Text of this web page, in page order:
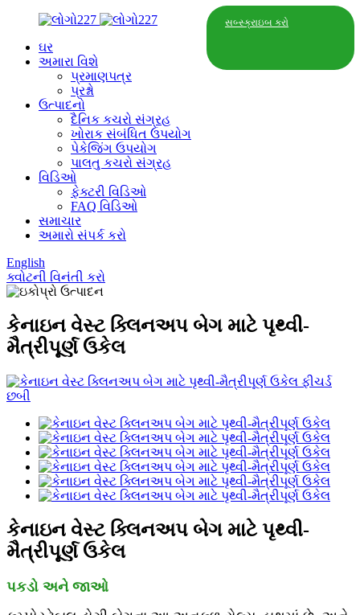
ઘર
અમારા વિશે
પ્રમાણપત્ર
પ્રશ્નો
ઉત્પાદનો
દૈનિક કચરો સંગ્રહ
ખોરાક સંબંધિત ઉપયોગ
પેકેજિંગ ઉપયોગ
પાલતુ કચરો સંગ્રહ
વિડિઓ
ફેક્ટરી વિડિઓ
FAQ વિડિઓ
સમાચાર
અમારો સંપર્ક કરો
English
ક્વોટની વિનંતી કરો
કેનાઇન વેસ્ટ ક્લિનઅપ બેગ માટે પૃથ્વી-
મૈત્રીપૂર્ણ ઉકેલ
કેનાઇન વેસ્ટ ક્લિનઅપ બેગ માટે પૃથ્વી-
મૈત્રીપૂર્ણ ઉકેલ
પકડો અને જાઓ
સબ્સ્ક્રાઇબ કરો